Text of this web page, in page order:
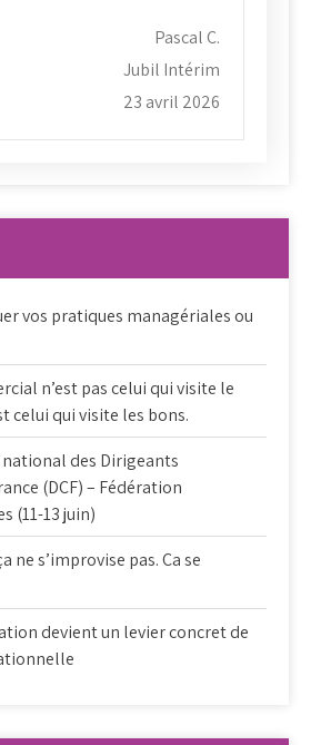
Pascal C.
Jubil Intérim
23 avril 2026
vos pratiques managériales ou
n’est pas celui qui visite le
celui qui visite les bons.
des Dirigeants
(DCF) – Fédération
(11-13 juin)
ne s’improvise pas. Ca se
devient un levier concret de